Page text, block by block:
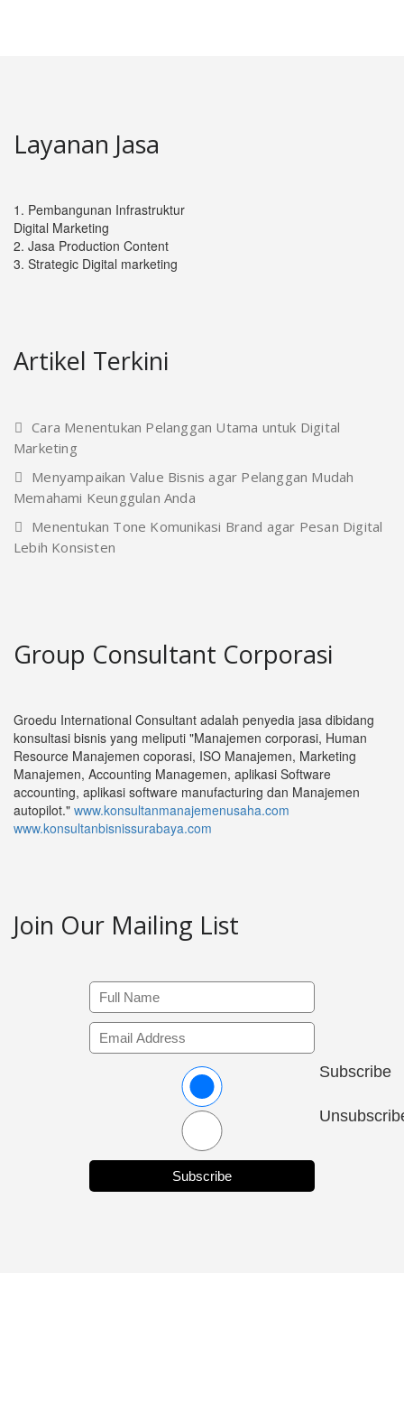
Layanan Jasa
1. Pembangunan Infrastruktur
Digital Marketing
2. Jasa Production Content
3. Strategic Digital marketing
Artikel Terkini
Cara Menentukan Pelanggan Utama untuk Digital
Marketing
Menyampaikan Value Bisnis agar Pelanggan Mudah
Memahami Keunggulan Anda
Menentukan Tone Komunikasi Brand agar Pesan Digital
Lebih Konsisten
Group Consultant Corporasi
Groedu International Consultant adalah penyedia jasa dibidang
konsultasi bisnis yang meliputi "Manajemen corporasi, Human
Resource Manajemen coporasi, ISO Manajemen, Marketing
Manajemen, Accounting Managemen, aplikasi Software
accounting, aplikasi software manufacturing dan Manajemen
autopilot." www.konsultanmanajemenusaha.com
www.konsultanbisnissurabaya.com
Join Our Mailing List
Subscribe